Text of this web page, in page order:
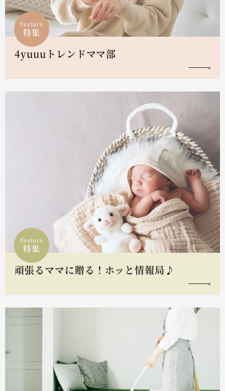
Feature
特集
4yuuuトレンドママ部
Feature
特集
頑張るママに贈る！ホッと情報局♪